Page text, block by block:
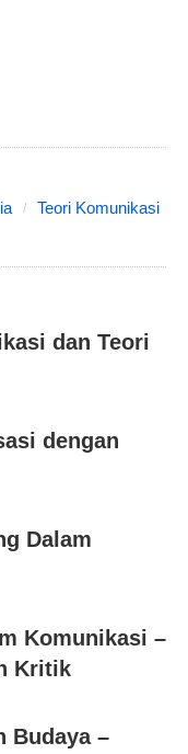
Teori Komunikasi
dan Teori
dengan
Dalam
Komunikasi –
Kritik
Budaya –